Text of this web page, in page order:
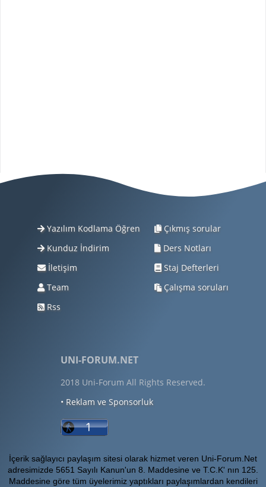
Yazılım Kodlama Öğren
Kunduz İndirim
İletişim
Team
Rss
Çıkmış sorular
Ders Notları
Staj Defterleri
Çalışma soruları
UNI-FORUM.NET
2018 Uni-Forum All Rights Reserved.
• Reklam ve Sponsorluk
İçerik sağlayıcı paylaşım sitesi olarak hizmet veren Uni-Forum.Net
adresimizde 5651 Sayılı Kanun'un 8. Maddesine ve T.C.K' nın 125.
Maddesine göre tüm üyelerimiz yaptıkları paylaşımlardan kendileri